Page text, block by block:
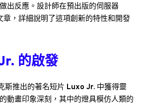
出反應。設計師在預出版的伺服器
，詳細說明了這項創新的特性和開發
的啟發
斯推出的著名短片 Luxo Jr. 中獲得靈
動畫印象深刻，其中的燈具模仿人類的